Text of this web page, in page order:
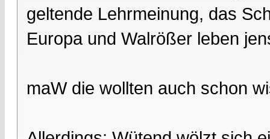
geltende Lehrmeinung, das
Europa und Walrößer leben
maW die wollten auch schon